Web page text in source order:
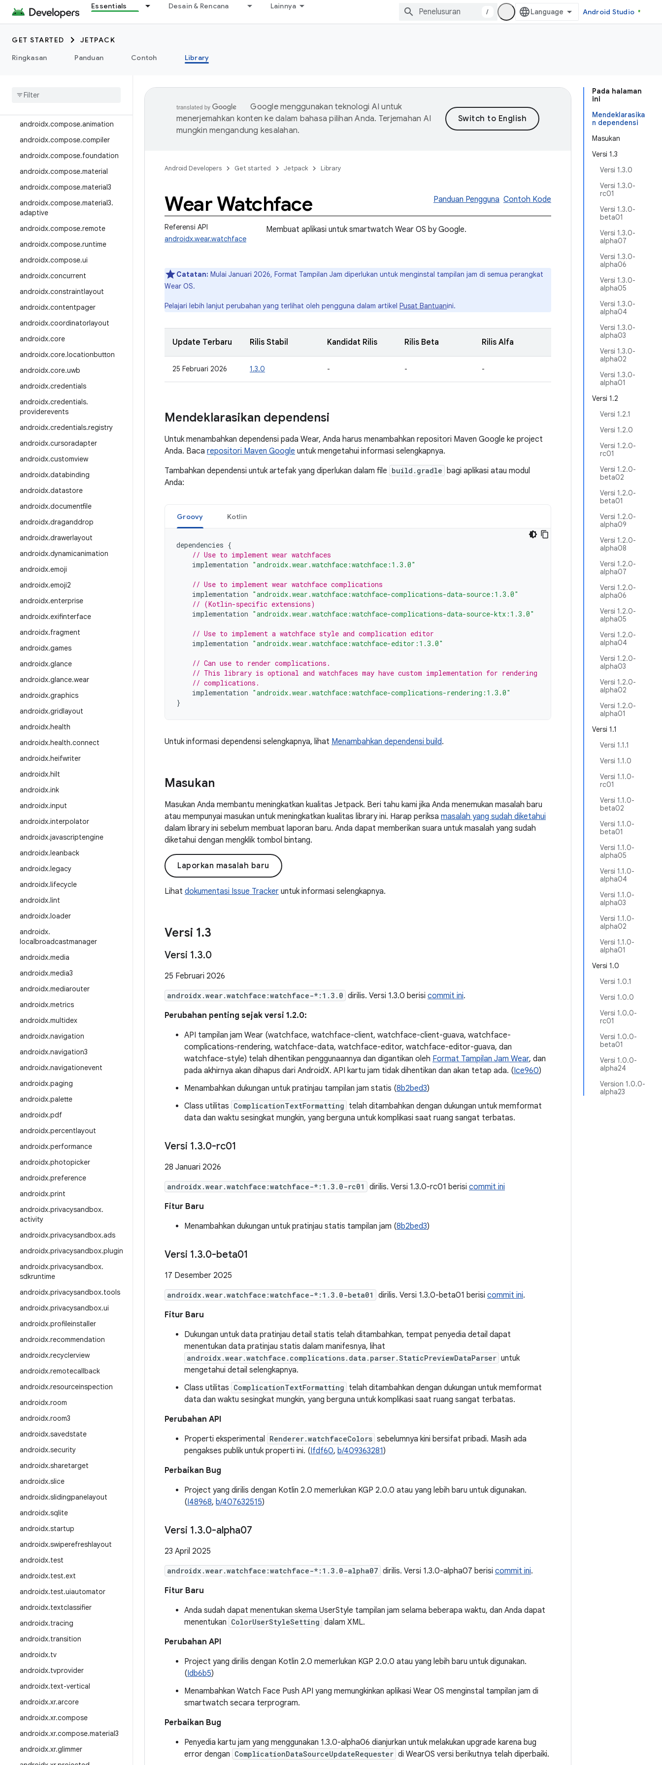
Essentials Desain & Rencana Lainnya
/ Android Studio
GET STARTED
JETPACK
Ringkasan
Panduan Contoh Library
androidx.camera.media3
androidx.car
androidx.car.app
androidx
androidx.compose.animation
androidx.compose.compiler
androidx.compose.foundation
androidx.compose.material
androidx.compose.material3
androidx.compose.material3.
adaptive
androidx.compose.remote
androidx.compose.runtime
androidx.compose.ui
androidx.concurrent
androidx.constraintlayout
androidx.contentpager
androidx.coordinatorlayout
androidx.core
androidx.core.locationbutton
androidx.core.uwb
androidx.credentials
androidx.credentials.
providerevents
androidx.credentials.registry
androidx.cursoradapter
androidx.customview
androidx.databinding
androidx.datastore
androidx.documentfile
androidx.draganddrop
androidx.drawerlayout
androidx.dynamicanimation
androidx.emoji
androidx.emoji2
androidx.enterprise
androidx.exifinterface
androidx.fragment
androidx.games
androidx.glance
androidx.glance.wear
androidx.graphics
androidx.gridlayout
androidx.health
androidx.health.connect
androidx.heifwriter
androidx.hilt
androidx.ink
androidx.input
androidx.interpolator
androidx.javascriptengine
androidx.leanback
androidx.legacy
androidx.lifecycle
androidx.lint
androidx.loader
androidx.
localbroadcastmanager
androidx.media
androidx.media3
androidx.mediarouter
androidx.metrics
androidx.multidex
androidx.navigation
androidx.navigation3
androidx.navigationevent
androidx.paging
androidx.palette
androidx.pdf
androidx.percentlayout
androidx.performance
androidx.photopicker
androidx.preference
androidx.print
androidx.privacysandbox.
activity
androidx.privacysandbox.ads
androidx.privacysandbox.plugin
androidx.privacysandbox.
sdkruntime
androidx.privacysandbox.tools
androidx.privacysandbox.ui
androidx.profileinstaller
androidx.recommendation
androidx.recyclerview
androidx.remotecallback
androidx.resourceinspection
androidx.room
androidx.room3
androidx.savedstate
androidx.security
androidx.sharetarget
androidx.slice
androidx.slidingpanelayout
androidx.sqlite
androidx.startup
androidx.swiperefreshlayout
androidx.test
androidx.test.ext
androidx.test.uiautomator
androidx.textclassifier
androidx.tracing
androidx.transition
androidx.tv
androidx.tvprovider
androidx.text-vertical
androidx.xr.arcore
androidx.xr.compose
androidx.xr.compose.material3
androidx.xr.glimmer
Pada halaman
ini
Mendeklarasika
n dependensi
Masukan
Versi 1.3
Versi 1.3.0
Versi 1.3.0-
rc01
Versi 1.3.0-
beta01
Versi 1.3.0-
alpha07
Versi 1.3.0-
alpha06
Versi 1.3.0-
alpha05
Versi 1.3.0-
alpha04
Versi 1.3.0-
alpha03
Versi 1.3.0-
alpha02
Versi 1.3.0-
alpha01
Versi 1.2
Versi 1.2.1
Versi 1.2.0
Versi 1.2.0-
rc01
Versi 1.2.0-
beta02
Versi 1.2.0-
beta01
Versi 1.2.0-
alpha09
Versi 1.2.0-
alpha08
Versi 1.2.0-
alpha07
Versi 1.2.0-
alpha06
Versi 1.2.0-
alpha05
Versi 1.2.0-
alpha04
Versi 1.2.0-
alpha03
Versi 1.2.0-
alpha02
Versi 1.2.0-
alpha01
Versi 1.1
Versi 1.1.1
Versi 1.1.0
Versi 1.1.0-
rc01
Versi 1.1.0-
beta02
Versi 1.1.0-
beta01
Versi 1.1.0-
alpha05
Versi 1.1.0-
alpha04
Versi 1.1.0-
alpha03
Versi 1.1.0-
alpha02
Versi 1.1.0-
alpha01
Versi 1.0
Versi 1.0.1
Versi 1.0.0
Versi 1.0.0-
rc01
Versi 1.0.0-
beta01
Versi 1.0.0-
alpha24
Version 1.0.0-
alpha23
Google menggunakan teknologi AI untuk
menerjemahkan konten ke dalam bahasa pilihan Anda. Terjemahan AI
mungkin mengandung kesalahan.
Android Developers Get started Jetpack Library
Wear Watchface Panduan Pengguna Contoh Kode
Referensi API
androidx.wear.watchface
Membuat aplikasi untuk smartwatch Wear OS by Google.
Catatan: Mulai Januari 2026, Format Tampilan Jam diperlukan untuk menginstal tampilan jam di semua perangkat
Wear OS.
Pelajari lebih lanjut perubahan yang terlihat oleh pengguna dalam artikel Pusat Bantuanini.
Update Terbaru Rilis Stabil Kandidat Rilis Rilis Beta Rilis Alfa
25 Februari 2026 1.3.0 - - -
Mendeklarasikan dependensi
Untuk menambahkan dependensi pada Wear, Anda harus menambahkan repositori Maven Google ke project
Anda. Baca repositori Maven Google untuk mengetahui informasi selengkapnya.
Tambahkan dependensi untuk artefak yang diperlukan dalam file build.gradle bagi aplikasi atau modul
Anda:
Groovy Kotlin
dependencies {
// Use to implement wear watchfaces
implementation "androidx.wear.watchface:watchface:1.3.0"
// Use to implement wear watchface complications
implementation "androidx.wear.watchface:watchface-complications-data-source:1.3.0"
// (Kotlin-specific extensions)
implementation "androidx.wear.watchface:watchface-complications-data-source-ktx:1.3.0"
// Use to implement a watchface style and complication editor
implementation "androidx.wear.watchface:watchface-editor:1.3.0"
// Can use to render complications.
// This library is optional and watchfaces may have custom implementation for rendering
// complications.
implementation "androidx.wear.watchface:watchface-complications-rendering:1.3.0"
}
Untuk informasi dependensi selengkapnya, lihat Menambahkan dependensi build.
Masukan
Masukan Anda membantu meningkatkan kualitas Jetpack. Beri tahu kami jika Anda menemukan masalah baru
atau mempunyai masukan untuk meningkatkan kualitas library ini. Harap periksa masalah yang sudah diketahui
dalam library ini sebelum membuat laporan baru. Anda dapat memberikan suara untuk masalah yang sudah
diketahui dengan mengklik tombol bintang.
Laporkan masalah baru
Lihat dokumentasi Issue Tracker untuk informasi selengkapnya.
Versi 1.3
Versi 1.3.0
25 Februari 2026
androidx.wear.watchface:watchface-*:1.3.0 dirilis. Versi 1.3.0 berisi commit ini.
Perubahan penting sejak versi 1.2.0:
API tampilan jam Wear (watchface, watchface-client, watchface-client-guava, watchface-
complications-rendering, watchface-data, watchface-editor, watchface-editor-guava, dan
watchface-style) telah dihentikan penggunaannya dan digantikan oleh Format Tampilan Jam Wear, dan
pada akhirnya akan dihapus dari AndroidX. API kartu jam tidak dihentikan dan akan tetap ada. (Ice960)
Menambahkan dukungan untuk pratinjau tampilan jam statis (8b2bed3)
Class utilitas ComplicationTextFormatting telah ditambahkan dengan dukungan untuk memformat
data dan waktu sesingkat mungkin, yang berguna untuk komplikasi saat ruang sangat terbatas.
Versi 1.3.0-rc01
28 Januari 2026
androidx.wear.watchface:watchface-*:1.3.0-rc01 dirilis. Versi 1.3.0-rc01 berisi commit ini
Fitur Baru
Menambahkan dukungan untuk pratinjau statis tampilan jam (8b2bed3)
Versi 1.3.0-beta01
17 Desember 2025
androidx.wear.watchface:watchface-*:1.3.0-beta01 dirilis. Versi 1.3.0-beta01 berisi commit ini.
Fitur Baru
Dukungan untuk data pratinjau detail statis telah ditambahkan, tempat penyedia detail dapat
menentukan data pratinjau statis dalam manifesnya, lihat
androidx.wear.watchface.complications.data.parser.StaticPreviewDataParser untuk
mengetahui detail selengkapnya.
Class utilitas ComplicationTextFormatting telah ditambahkan dengan dukungan untuk memformat
data dan waktu sesingkat mungkin, yang berguna untuk komplikasi saat ruang sangat terbatas.
Perubahan API
Properti eksperimental Renderer.watchfaceColors sebelumnya kini bersifat pribadi. Masih ada
pengakses publik untuk properti ini. (Ifdf60, b/409363281)
Perbaikan Bug
Project yang dirilis dengan Kotlin 2.0 memerlukan KGP 2.0.0 atau yang lebih baru untuk digunakan.
(I48968, b/407632515)
Versi 1.3.0-alpha07
23 April 2025
androidx.wear.watchface:watchface-*:1.3.0-alpha07 dirilis. Versi 1.3.0-alpha07 berisi commit ini.
Fitur Baru
Anda sudah dapat menentukan skema UserStyle tampilan jam selama beberapa waktu, dan Anda dapat
menentukan ColorUserStyleSetting dalam XML.
Perubahan API
Project yang dirilis dengan Kotlin 2.0 memerlukan KGP 2.0.0 atau yang lebih baru untuk digunakan.
(Idb6b5)
Menambahkan Watch Face Push API yang memungkinkan aplikasi Wear OS menginstal tampilan jam di
smartwatch secara terprogram.
Perbaikan Bug
Penyedia kartu jam yang menggunakan 1.3.0-alpha06 dianjurkan untuk melakukan upgrade karena bug
error dengan ComplicationDataSourceUpdateRequester di WearOS versi berikutnya telah diperbaiki.